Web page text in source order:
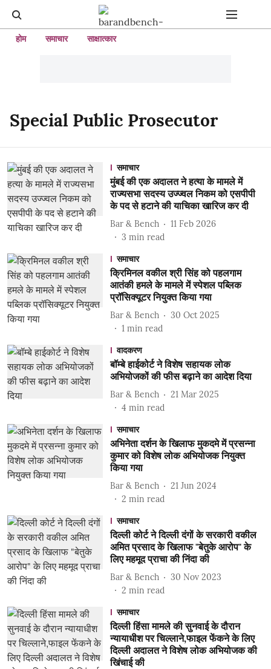
होम समाचार साक्षात्कार
Special Public Prosecutor
समाचार
मुंबई की एक अदालत ने हत्या के मामले में
राज्यसभा सदस्य उज्ज्वल निकम को एसपीपी
के पद से हटाने की याचिका खारिज कर दी
Bar & Bench
11 Feb 2026
3 min read
समाचार
क्रिमिनल वकील श्री सिंह को पहलगाम
आतंकी हमले के मामले में स्पेशल पब्लिक
प्रॉसिक्यूटर नियुक्त किया गया
Bar & Bench
30 Oct 2025
1 min read
वादकरण
बॉम्बे हाईकोर्ट ने विशेष सहायक लोक
अभियोजकों की फीस बढ़ाने का आदेश दिया
Bar & Bench
21 Mar 2025
4 min read
समाचार
अभिनेता दर्शन के खिलाफ मुकदमे में प्रसन्ना
कुमार को विशेष लोक अभियोजक नियुक्त
किया गया
Bar & Bench
21 Jun 2024
2 min read
समाचार
दिल्ली कोर्ट ने दिल्ली दंगों के सरकारी वकील
अमित प्रसाद के खिलाफ "बेतुके आरोप" के
लिए महमूद प्राचा की निंदा की
Bar & Bench
30 Nov 2023
2 min read
समाचार
दिल्ली हिंसा मामले की सुनवाई के दौरान
न्यायाधीश पर चिल्लाने,फाइल फेंकने के लिए
दिल्ली अदालत ने विशेष लोक अभियोजक की
खिंचाई की